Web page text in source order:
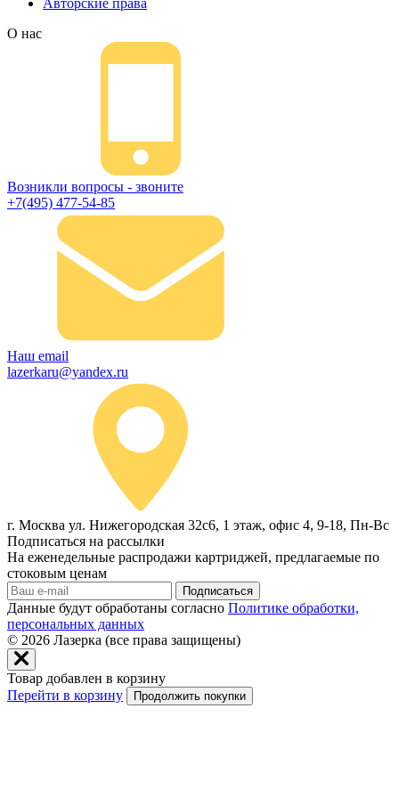
О нас
Возникли вопросы - звоните
+7(495) 477-54-85
Наш email
lazerkaru@yandex.ru
г. Москва ул. Нижегородская 32с6, 1 этаж, офис 4, 9-18, Пн-Вс
Подписаться на рассылки
На еженедельные распродажи картриджей, предлагаемые по
стоковым ценам
Подписаться
Данные будут обработаны согласно Политике обработки,
персональных данных
© 2026 Лазерка (все права защищены)
Товар добавлен в корзину
Перейти в корзину
Продолжить покупки